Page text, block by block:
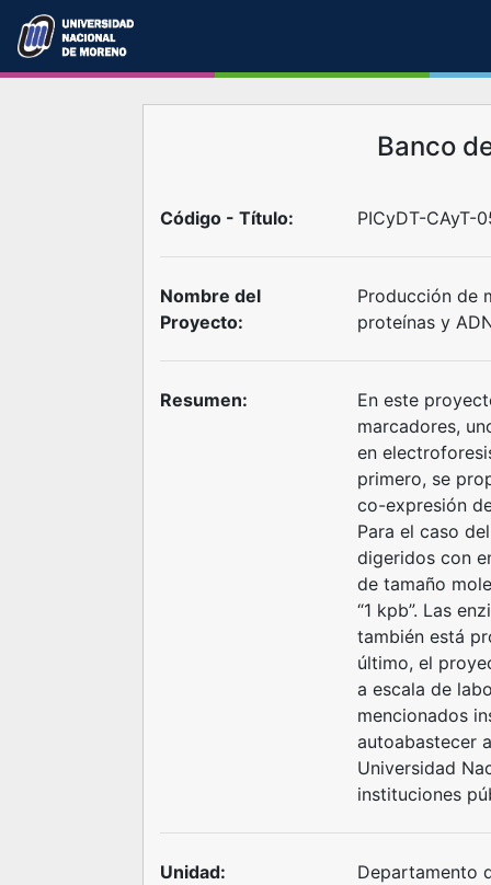
Banco
Código - Título: PICyDT-CAyT-
Nombre del
Proyecto:
Producción de
proteínas y
Resumen:
En este
marcadores,
en
primero, se
co-expresión
Para el caso
digeridos con
de tamaño
“1 kpb”. Las
también está
último, el
a escala de
mencionados
autoabastecer
Universidad
instituciones
Unidad:
Departamento